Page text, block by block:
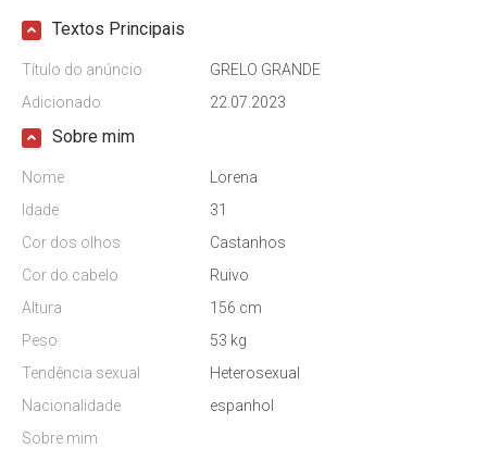
Textos Principais
Título do anúncio
GRELO GRANDE
Adicionado
22.07.2023
Sobre mim
Nome
Lorena
Idade
31
Cor dos olhos
Castanhos
Cor do cabelo
Ruivo
Altura
156 cm
Peso
53 kg
Tendência sexual
Heterosexual
Nacionalidade
espanhol
Sobre mim